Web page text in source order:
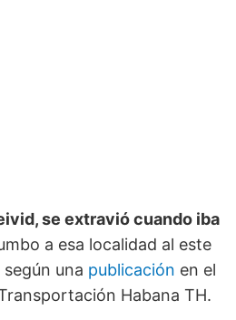
se extravió cuando iba
a esa localidad al este
una publicación en el
Habana TH.